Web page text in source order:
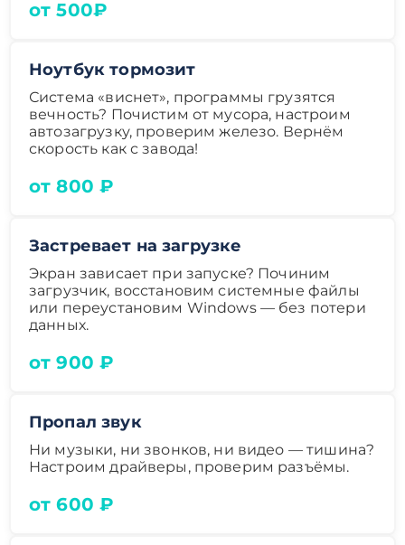
от 500₽
Ноутбук тормозит
Система «виснет», программы грузятся
вечность? Почистим от мусора, настроим
автозагрузку, проверим железо. Вернём
скорость как с завода!
от 800 ₽
Застревает на загрузке
Экран зависает при запуске? Починим
загрузчик, восстановим системные файлы
или переустановим Windows — без потери
данных.
от 900 ₽
Пропал звук
Ни музыки, ни звонков, ни видео — тишина?
Настроим драйверы, проверим разъёмы.
от 600 ₽